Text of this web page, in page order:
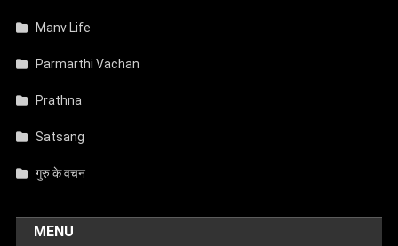
Manv Life
Parmarthi Vachan
Prathna
Satsang
गुरु के वचन
MENU